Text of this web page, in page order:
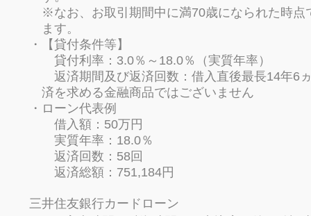
※なお、お取引期間中に満70歳になられた時
ます。
【貸付条件等】
貸付利率：3.0％～18.0％（実質年率）
返済期間及び返済回数：借入直後最長14年6
済を求める金融商品ではございません
ローン代表例
借入額：50万円
実質年率：18.0％
返済回数：58回
返済総額：751,184円
三井住友銀行カードローン